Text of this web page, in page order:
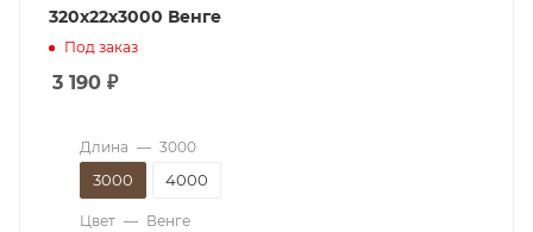
320х22х3000 Венге
Под заказ
3 190 ₽
Длина — 3000
3000 4000
Цвет — Венге